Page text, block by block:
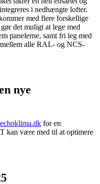
i nedhængte lofter.
med flere forskellige
det muligt at lege med
panelerne, samt fri leg med
alle RAL- og NCS-
nye
for en
kan være med til at optimere